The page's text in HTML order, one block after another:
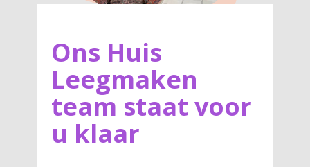
Ons Huis
Leegmaken
team staat voor
u klaar